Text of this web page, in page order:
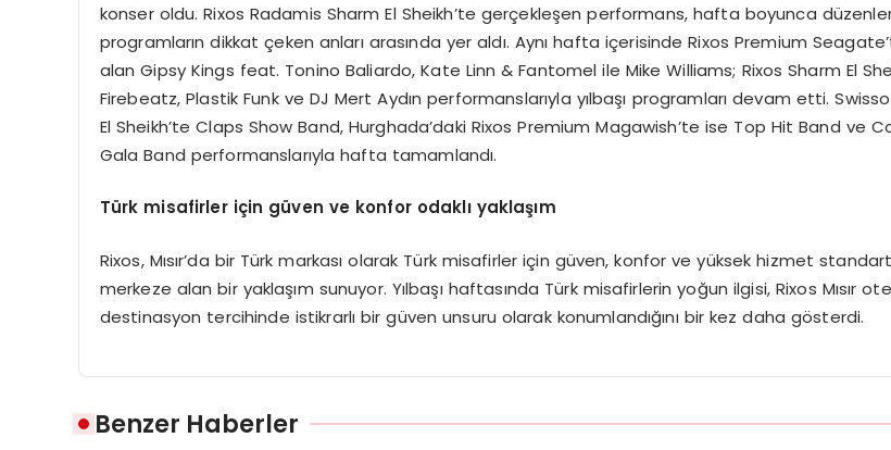
konser oldu. Rixos Radamis Sharm El Sheikh’te gerçekleşen performans, hafta boyunca
programların dikkat çeken anları arasında yer aldı. Aynı hafta içerisinde Rixos Premium
alan Gipsy Kings feat. Tonino Baliardo, Kate Linn & Fantomel ile Mike Williams; Rixos Sharm El
Firebeatz, Plastik Funk ve DJ Mert Aydın performanslarıyla yılbaşı programları devam etti.
El Sheikh’te Claps Show Band, Hurghada’daki Rixos Premium Magawish’te ise Top Hit Band ve
Gala Band performanslarıyla hafta tamamlandı.
Türk misafirler için güven ve konfor odaklı yaklaşım
Rixos, Mısır’da bir Türk markası olarak Türk misafirler için güven, konfor ve yüksek hizmet
merkeze alan bir yaklaşım sunuyor. Yılbaşı haftasında Türk misafirlerin yoğun ilgisi, Rixos Mısır
destinasyon tercihinde istikrarlı bir güven unsuru olarak konumlandığını bir kez daha gösterdi.
Benzer Haberler